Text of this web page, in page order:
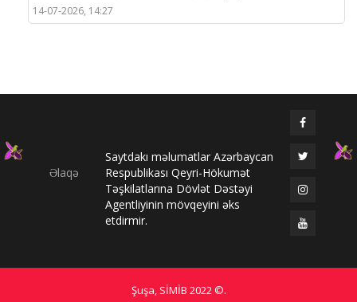
14-07-2026, 14:27
Prezidentlər Şuşada mətbuata bəyanatlarla çıxış
Elməddin Behbud: “IV Şuşa Qlobal Media Forumu
beynəlxalq media əməkdaşlığının nüfuzlu
platformasına çevrilib”
14-07-2026, 14:24
Əlaqə
Saytdakı məlumatlar Azərbaycan
Respublikası Qeyri-Hökumət
Təşkilatlarına Dövlət Dəstəyi
Agentliyinin mövqeyini əks
etdirmir.
Şuşa, SİMİB 2022 ©.